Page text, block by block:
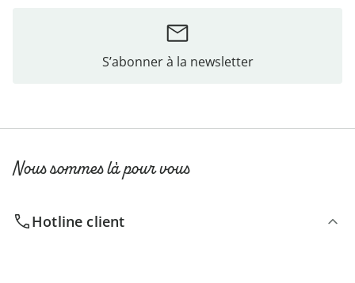
S’abonner à la newsletter
Nous sommes là pour vous
Hotline client